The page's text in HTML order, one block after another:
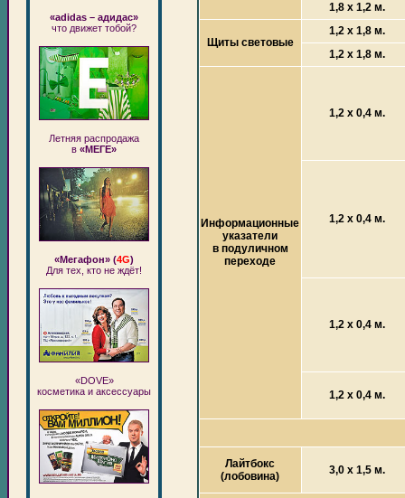
«adidas – адидас»
что движет тобой?
Летняя распродажа
в «МЕГЕ»
«Мегафон» (4G)
Для тех, кто не ждёт!
«DOVE»
косметика и аксессуары
1,8 х 1,2 м.
Щиты световые
1,2 х 1,8 м.
1,2 х 1,8 м.
Информационные
указатели
в подуличном
переходе
1,2 х 0,4 м.
1,2 х 0,4 м.
1,2 х 0,4 м.
1,2 х 0,4 м.
Лайтбокс
(лобовина)
3,0 х 1,5 м.